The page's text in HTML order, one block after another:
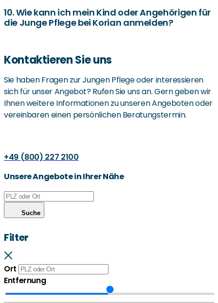
Lebenswünschen und Erfahrungen der jungen Menschen
gerecht zu werden, mit einem festen Tagesablauf und
10. Wie kann ich mein Kind oder Angehörigen für
die Junge Pflege bei Korian anmelden?
telefonisch bei einer Korian-Einrichtung melden und eine
Kontaktieren Sie uns
Sie haben Fragen zur Jungen Pflege oder interessieren
sich für unser Angebot? Rufen Sie uns an. Gern geben wir
Ihnen weitere Informationen zu unseren Angeboten oder
vereinbaren einen persönlichen Beratungstermin.
+49 (800) 227 2100
Unsere Angebote in Ihrer Nähe
Suche
Filter
Ort
Entfernung